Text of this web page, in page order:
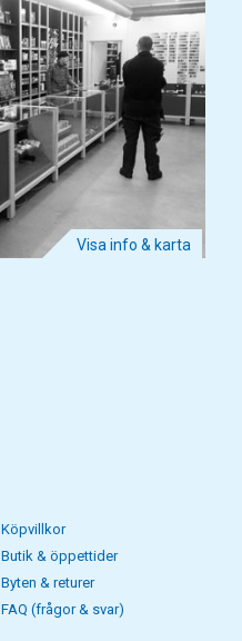
Visa info & karta
Köpvillkor
Butik & öppettider
Byten & returer
FAQ (frågor & svar)